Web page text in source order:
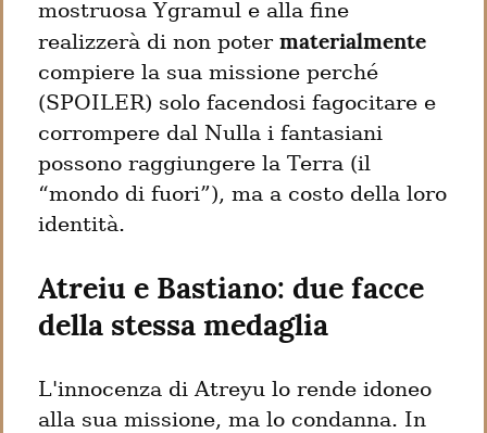
mostruosa Ygramul e alla fine
realizzerà di non poter materialmente
compiere la sua missione perché
(SPOILER) solo facendosi fagocitare e
corrompere dal Nulla i fantasiani
possono raggiungere la Terra (il
“mondo di fuori”), ma a costo della loro
identità.
Atreiu e Bastiano: due facce
della stessa medaglia
L'innocenza di Atreyu lo rende idoneo
alla sua missione, ma lo condanna. In